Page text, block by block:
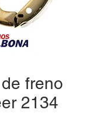
freno
2134